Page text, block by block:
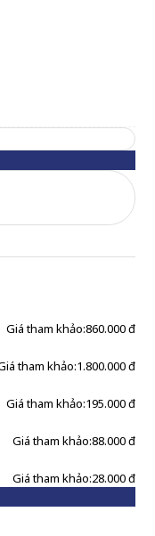
Giá tham khảo:860.000 đ
tham khảo:1.800.000 đ
Giá tham khảo:195.000 đ
Giá tham khảo:88.000 đ
Giá tham khảo:28.000 đ